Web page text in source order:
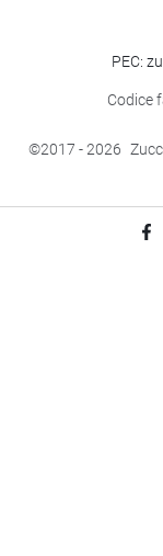
©2017- 2026
PEC:
Codice